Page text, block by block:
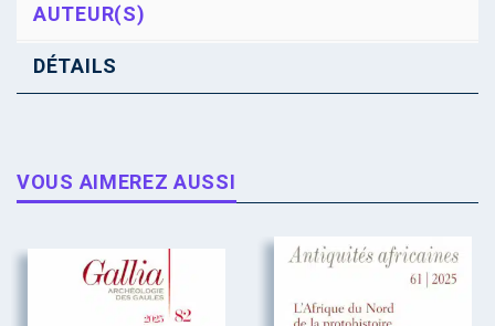
AUTEUR(S)
DÉTAILS
VOUS AIMEREZ AUSSI